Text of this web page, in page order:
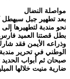
مواصلة النضال
نحو مندبة لتطهيرها
بطل قصتنا العميد
وذراعه الأيمن فقد
الوطني في تحرير
صبحان ثم أبواب
ضارية منيت خلالها